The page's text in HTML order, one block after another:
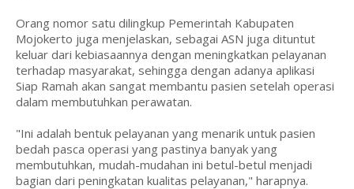
Orang nomor satu dilingkup Pemerintah Kabupaten
Mojokerto juga menjelaskan, sebagai ASN juga dituntut
keluar dari kebiasaannya dengan meningkatkan pelayanan
terhadap masyarakat, sehingga dengan adanya aplikasi
Siap Ramah akan sangat membantu pasien setelah operasi
dalam membutuhkan perawatan.
"Ini adalah bentuk pelayanan yang menarik untuk pasien
bedah pasca operasi yang pastinya banyak yang
membutuhkan, mudah-mudahan ini betul-betul menjadi
bagian dari peningkatan kualitas pelayanan," harapnya.